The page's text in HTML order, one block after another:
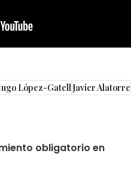
López-GatellJavier Alatorre
obligatorio en